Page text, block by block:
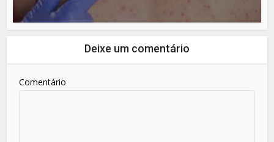
Deixe um comentário
Comentário